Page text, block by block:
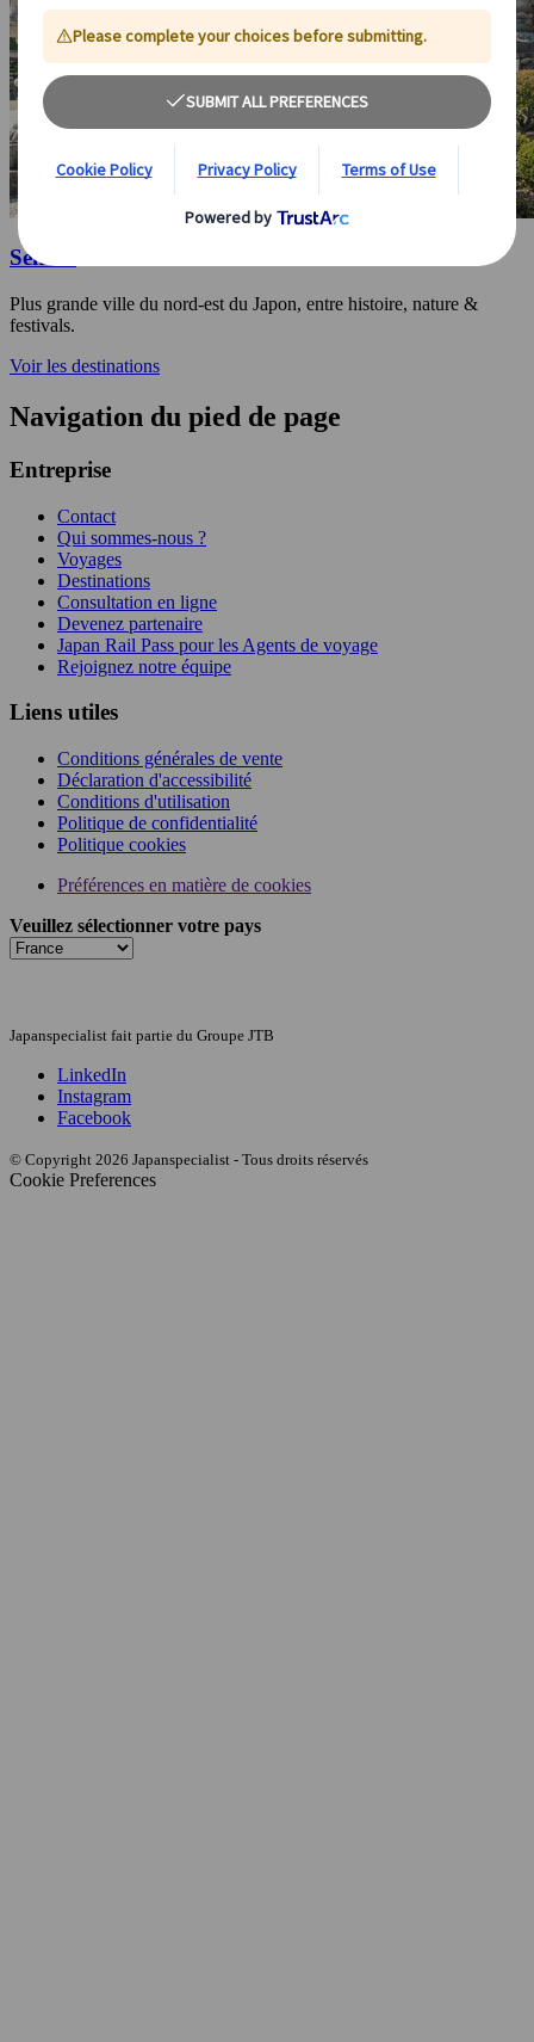
Sendai
Plus grande ville du nord-est du Japon, entre histoire, nature &
festivals.
Voir les destinations
Navigation du pied de page
Entreprise
Contact
Qui sommes-nous ?
Voyages
Destinations
Consultation en ligne
Devenez partenaire
Japan Rail Pass pour les Agents de voyage
Rejoignez notre équipe
Liens utiles
Conditions générales de vente
Déclaration d'accessibilité
Conditions d'utilisation
Politique de confidentialité
Politique cookies
Préférences en matière de cookies
Veuillez sélectionner votre pays
Japanspecialist fait partie du Groupe JTB
LinkedIn
Instagram
Facebook
© Copyright 2026 Japanspecialist - Tous droits réservés
Cookie Preferences